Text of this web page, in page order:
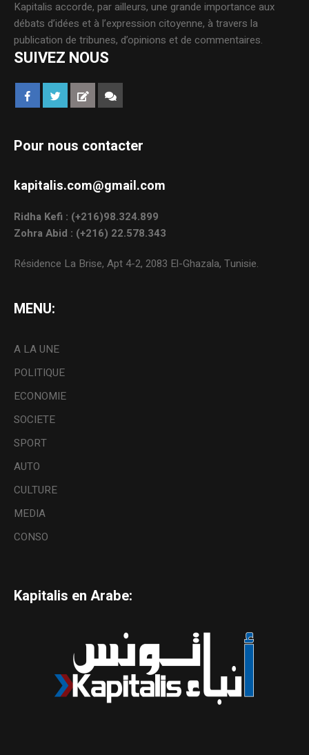
Kapitalis accorde, par ailleurs, une grande importance aux
débats d’idées et à l’expression citoyenne, à travers la
publication de tribunes, d’opinions et de commentaires.
SUIVEZ NOUS
Pour nous contacter
kapitalis.com@gmail.com
Ridha Kefi : (+216)98.324.899
Zohra Abid : (+216) 22.578.343
Résidence La Brise, Apt 4-2, 2083 El-Ghazala, Tunisie.
MENU:
A LA UNE
POLITIQUE
ECONOMIE
SOCIETE
SPORT
AUTO
CULTURE
MEDIA
CONSO
Kapitalis en Arabe: